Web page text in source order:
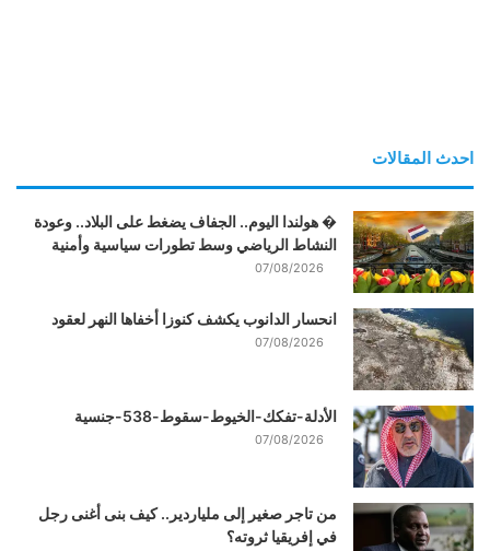
احدث المقالات
� هولندا اليوم.. الجفاف يضغط على البلاد.. وعودة
النشاط الرياضي وسط تطورات سياسية وأمنية
07/08/2026
انحسار الدانوب يكشف كنوزا أخفاها النهر لعقود
07/08/2026
الأدلة-تفكك-الخيوط-سقوط-538-جنسية
07/08/2026
من تاجر صغير إلى ملياردير.. كيف بنى أغنى رجل
في إفريقيا ثروته؟